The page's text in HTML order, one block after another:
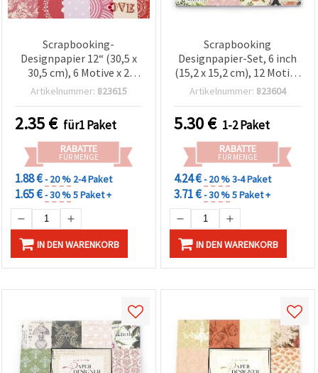
Scrapbooking-
Designpapier 12“ (30,5 x
30,5 cm), 6 Motive x 2
Bögen, sortiert
Artikelnummer: 823615
2.35€ für1 Paket
RABATTE
FÜR MENGE
1.88 €- 20 % 2-4 Paket
1.65 €- 30 %5 Paket +
IN DEN WARENKORB
Scrapbooking
Designpapier-Set, 6 inch
(15,2 x 15,2 cm), 12 Motive
x 2 Bögen + 2
Artikelnummer: 823604
5.30€ 1-2 Paket
RABATTE
FÜR MENGE
4.24 €- 20 %3-4 Paket
3.71 €- 30 %5 Paket +
IN DEN WARENKORB